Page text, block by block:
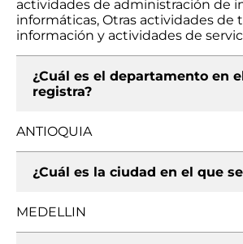
actividades de administración de
informáticas, Otras actividades de
información y actividades de
¿Cuál es el departamento en
registra?
ANTIOQUIA
¿Cuál es la ciudad en el que
MEDELLIN